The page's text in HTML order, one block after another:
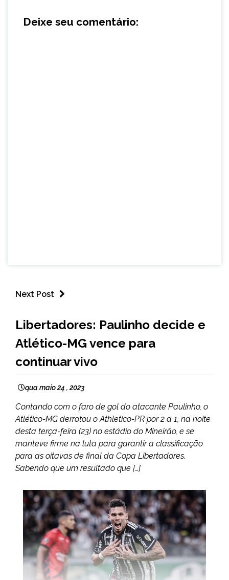
Deixe seu comentário:
Next Post
Libertadores: Paulinho decide e
Atlético-MG vence para
continuar vivo
qua maio 24 , 2023
Contando com o faro de gol do atacante Paulinho, o
Atlético-MG derrotou o Athletico-PR por 2 a 1, na noite
desta terça-feira (23) no estádio do Mineirão, e se
manteve firme na luta para garantir a classificação
para as oitavas de final da Copa Libertadores.
Sabendo que um resultado que […]